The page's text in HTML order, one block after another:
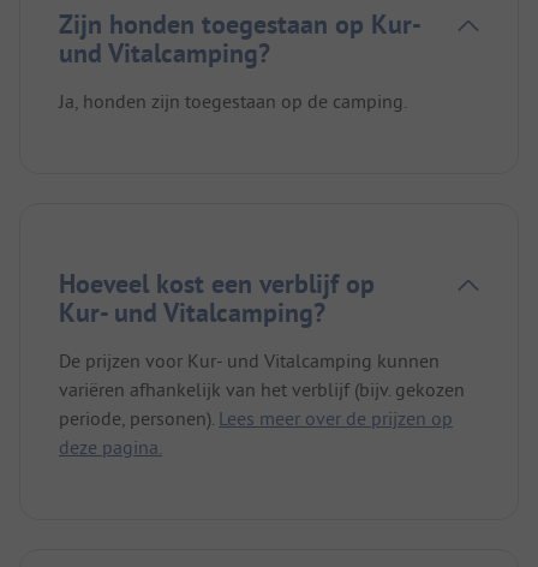
Zijn honden toegestaan op Kur-
und Vitalcamping?
Ja, honden zijn toegestaan op de camping.
Hoeveel kost een verblijf op
Kur- und Vitalcamping?
De prijzen voor Kur- und Vitalcamping kunnen
variëren afhankelijk van het verblijf (bijv. gekozen
periode, personen). Lees meer over de prijzen op
deze pagina.